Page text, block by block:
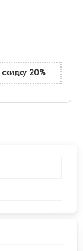
скидку 20%